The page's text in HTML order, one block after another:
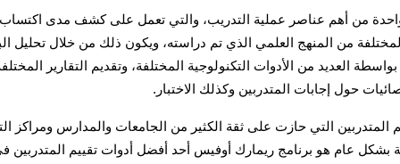
حول إجابات المتدربين وكذلك الاختبار.